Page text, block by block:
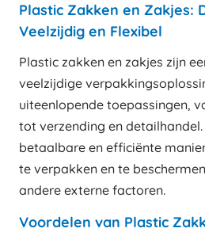
Plastic Zakken en Zakjes:
Veelzijdig en Flexibel
Plastic zakken en zakjes zijn
veelzijdige
uiteenlopende toepassingen,
tot verzending en detailhandel.
betaalbare en efficiënte
te verpakken en te
andere externe factoren.
Voordelen van Plastic